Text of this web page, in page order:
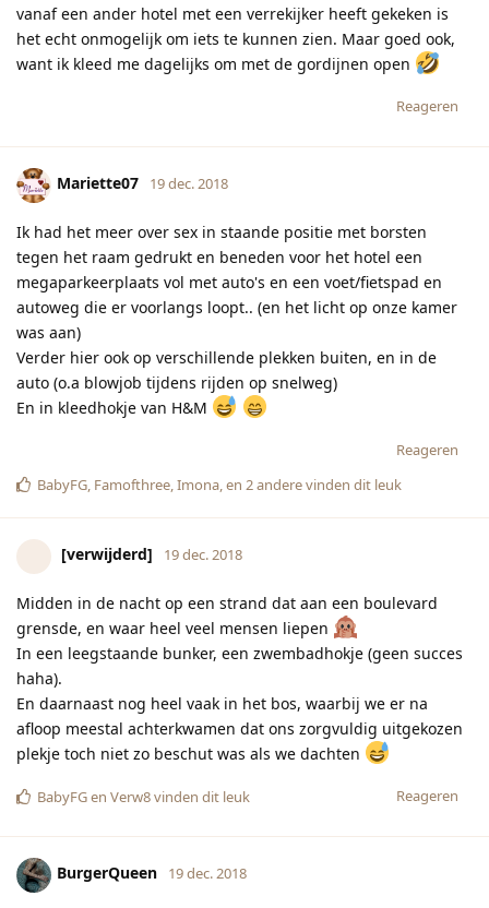
vanaf een ander hotel met een verrekijker heeft gekeken is
het echt onmogelijk om iets te kunnen zien. Maar goed ook,
want ik kleed me dagelijks om met de gordijnen open
Reageren
Mariette07 19 dec. 2018
Ik had het meer over sex in staande positie met borsten
tegen het raam gedrukt en beneden voor het hotel een
megaparkeerplaats vol met auto's en een voet/fietspad en
autoweg die er voorlangs loopt.. (en het licht op onze kamer
was aan)
Verder hier ook op verschillende plekken buiten, en in de
auto (o.a blowjob tijdens rijden op snelweg)
En in kleedhokje van H&M
Reageren
BabyFG Famofthree Imona , en 2anderevinden dit leuk
[verwijderd] 19 dec. 2018
Midden in de nacht op een strand dat aan een boulevard
grensde, en waar heel veel mensen liepen
In een leegstaande bunker, een zwembadhokje (geen succes
haha).
En daarnaast nog heel vaak in het bos, waarbij we er na
afloop meestal achterkwamen dat ons zorgvuldig uitgekozen
plekje toch niet zo beschut was als we dachten
Reageren
BabyFGen Verw8vinden dit leuk
BurgerQueen 19 dec. 2018